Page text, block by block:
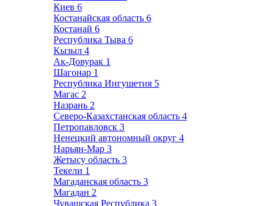
Киев 6
Костанайская область 6
Костанай 6
Республика Тыва 6
Кызыл 4
Ак-Довурак 1
Шагонар 1
Республика Ингушетия 5
Магас 2
Назрань 2
Северо-Казахстанская область 4
Петропавловск 3
Ненецкий автономный округ 4
Нарьян-Мар 3
Жетысу область 3
Текели 1
Магаданская область 3
Магадан 2
Чувашская Республика 3